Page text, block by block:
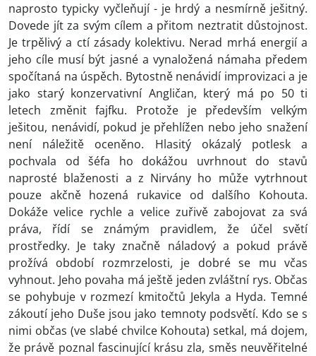
naprosto typicky vyčleňují - je hrdý a nesmírně ješitný.
Dovede jít za svým cílem a přitom neztratit důstojnost.
Je trpělivý a ctí zásady kolektivu. Nerad mrhá energií a
jeho cíle musí být jasné a vynaložená námaha předem
spočítaná na úspěch. Bytostně nenávidí improvizaci a je
jako starý konzervativní Angličan, který má po 50 ti
letech změnit fajfku. Protože je především velkým
ješitou, nenávidí, pokud je přehlížen nebo jeho snažení
není náležitě oceněno. Hlasitý okázalý potlesk a
pochvala od šéfa ho dokážou uvrhnout do stavů
naprosté blaženosti a z Nirvány ho může vytrhnout
pouze akčně hozená rukavice od dalšího Kohouta.
Dokáže velice rychle a velice zuřivě zabojovat za svá
práva, řídí se známým pravidlem, že účel světí
prostředky. Je taky značně náladový a pokud právě
prožívá období rozmrzelosti, je dobré se mu včas
vyhnout. Jeho povaha má ještě jeden zvláštní rys. Občas
se pohybuje v rozmezí kmitočtů Jekyla a Hyda. Temné
zákoutí jeho Duše jsou jako temnoty podsvětí. Kdo se s
nimi občas (ve slabé chvilce Kohouta) setkal, má dojem,
že právě poznal fascinující krásu zla, směs neuvěřitelné